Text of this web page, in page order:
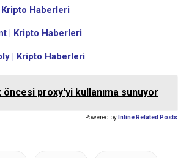
Haberleri
| Kripto Haberleri
| Kripto Haberleri
öncesi proxy'yi kullanıma sunuyor
Powered by Inline Related Posts